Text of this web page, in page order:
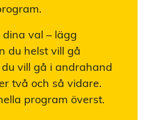
val – lägg
du helst vill gå
vill gå i andrahand
två och så vidare.
program överst.